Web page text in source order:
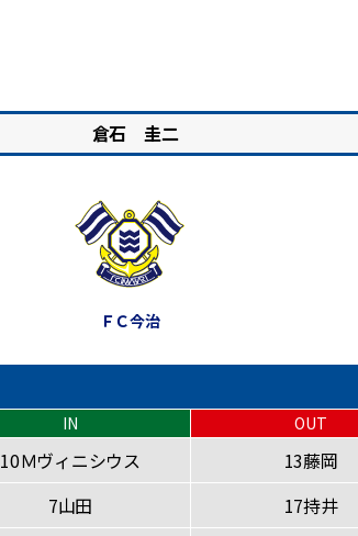
倉石 圭二
ＦＣ今治
IN OUT
10Ｍヴィニシウス
13藤岡
7山田
17持井